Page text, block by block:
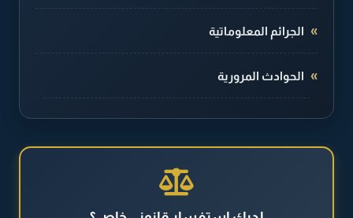
الجرائم المعلوماتية
الحوادث المرورية
الطلاق والخلع
القضايا العقارية